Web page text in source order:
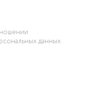
данных